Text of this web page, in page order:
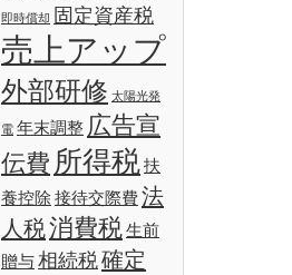
即時償却 固定資産税
売上アップ
外部研修 太陽光発
電 年末調整 広告宣
伝費 所得税扶
養控除接待交際費法
人税消費税生前
贈与相続税確定